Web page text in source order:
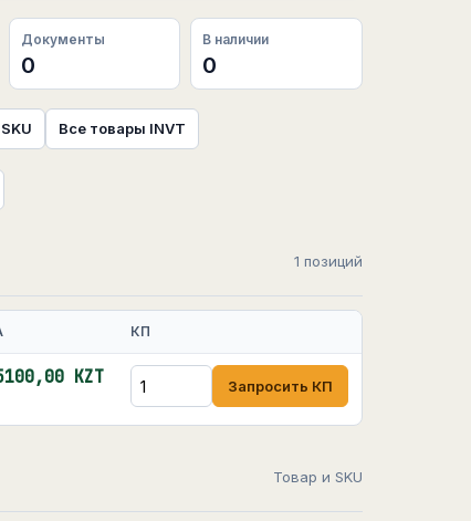
Документы
0
В наличии
0
Все товары INVT
1 позиций
КП
KZT Запросить КП
Товар и SKU